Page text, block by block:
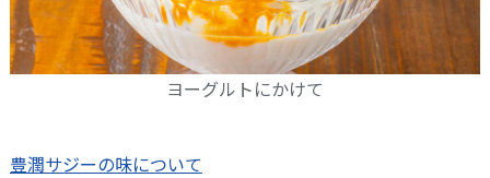
ヨーグルトにかけて
豊潤サジーの味について